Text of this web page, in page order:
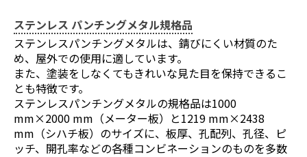
ステンレス パンチングメタル規格品
ステンレスパンチングメタルは、錆びにくい材質のた
め、屋外での使用に適しています。
また、塗装をしなくてもきれいな見た目を保持できるこ
とも特徴です。
ステンレスパンチングメタルの規格品は1000
mm×2000 mm（メーター板）と1219 mm×2438
mm（シハチ板）のサイズに、板厚、孔配列、孔径、ピ
ッチ、開孔率などの各種コンビネーションのものを多数